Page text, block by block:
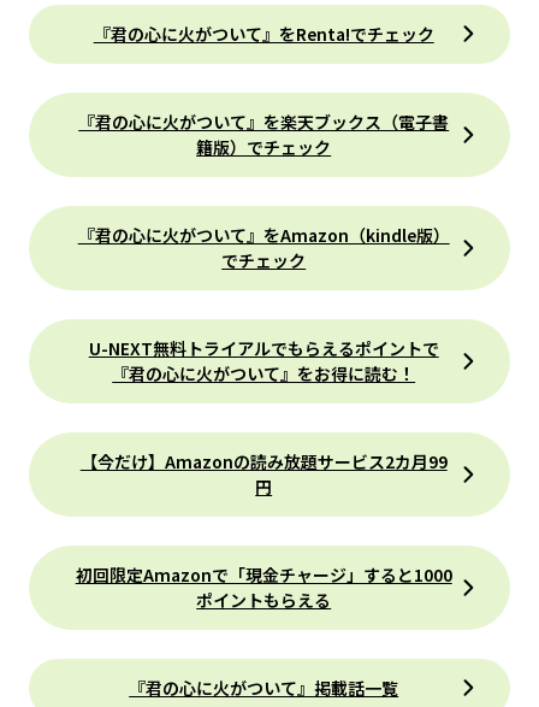
『君の心に火がついて』をRenta!でチェック
『君の心に火がついて』を楽天ブックス（電子書
籍版）でチェック
『君の心に火がついて』をAmazon（kindle版）
でチェック
U-NEXT無料トライアルでもらえるポイントで
『君の心に火がついて』をお得に読む！
【今だけ】Amazonの読み放題サービス2カ月99
円
初回限定Amazonで「現金チャージ」すると1000
ポイントもらえる
『君の心に火がついて』掲載話一覧